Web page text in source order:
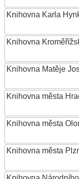
Knihovna Karla
Knihovna
Knihovna Matěje
Knihovna města
Knihovna města
Knihovna města